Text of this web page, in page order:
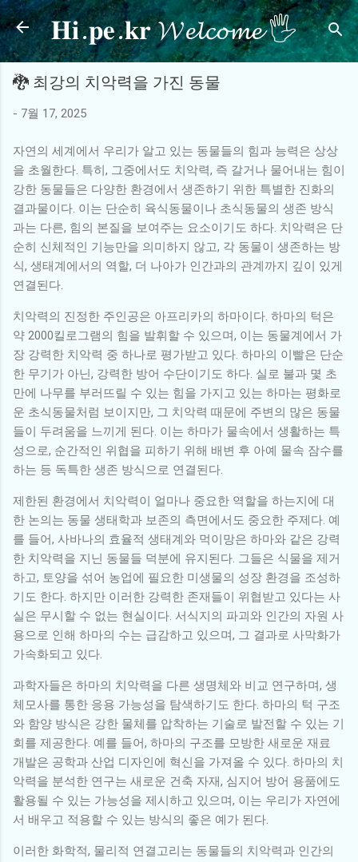
기본 콘텐츠로 건너뛰기
𝐇𝐢.𝐩𝐞.𝐤𝐫 𝓦𝓮𝓵𝓬𝓸𝓶𝓮 🖐
🐉 최강의 치악력을 가진 동물
- 7월 17, 2025
자연의 세계에서 우리가 알고 있는 동물들의 힘과 능력은 상상
을 초월한다. 특히, 그중에서도 치악력, 즉 갈거나 물어내는 힘이
강한 동물들은 다양한 환경에서 생존하기 위한 특별한 진화의
결과물이다. 이는 단순히 육식동물이나 초식동물의 생존 방식
과는 다른, 힘의 본질을 보여주는 요소이기도 하다. 치악력은 단
순히 신체적인 기능만을 의미하지 않고, 각 동물이 생존하는 방
식, 생태계에서의 역할, 더 나아가 인간과의 관계까지 깊이 있게
연결된다.
치악력의 진정한 주인공은 아프리카의 하마이다. 하마의 턱은
약 2000킬로그램의 힘을 발휘할 수 있으며, 이는 동물계에서 가
장 강력한 치악력 중 하나로 평가받고 있다. 하마의 이빨은 단순
한 무기가 아닌, 강력한 방어 수단이기도 하다. 실로 불과 몇 초
만에 나무를 부러뜨릴 수 있는 힘을 가지고 있는 하마는 평화로
운 초식동물처럼 보이지만, 그 치악력 때문에 주변의 많은 동물
들이 두려움을 느끼게 된다. 이는 하마가 물속에서 생활하는 특
성으로, 순간적인 위협을 피하기 위해 배변 후 아예 물속 잠수를
하는 등 독특한 생존 방식으로 연결된다.
제한된 환경에서 치악력이 얼마나 중요한 역할을 하는지에 대
한 논의는 동물 생태학과 보존의 측면에서도 중요한 주제다. 예
를 들어, 사바나의 효율적 생태계와 먹이망은 하마와 같은 강력
한 치악력을 지닌 동물들 덕분에 유지된다. 그들은 식물을 제거
하고, 토양을 섞어 농업에 필요한 미생물의 성장 환경을 조성하
기도 한다. 하지만 이러한 강력한 존재들이 위협받고 있다는 사
실은 무시할 수 없는 현실이다. 서식지의 파괴와 인간의 자원 사
용으로 인해 하마의 수는 급감하고 있으며, 그 결과로 사막화가
가속화되고 있다.
과학자들은 하마의 치악력을 다른 생명체와 비교 연구하며, 생
체모사를 통한 응용 가능성을 탐색하기도 한다. 하마의 턱 구조
와 함양 방식은 강한 물체를 압착하는 기술로 발전할 수 있는 기
회를 제공한다. 예를 들어, 하마의 구조를 모방한 새로운 재료
개발은 공학과 산업 디자인에 혁신을 가져올 수 있다. 하마의 치
악력을 분석한 연구는 새로운 건축 자재, 심지어 방어 용품에도
활용될 수 있는 가능성을 제시하고 있으며, 이는 우리가 자연에
서 배우고 적용할 수 있는 방식의 좋은 예가 된다.
이러한 화학적, 물리적 연결고리는 동물들의 치악력과 인간의